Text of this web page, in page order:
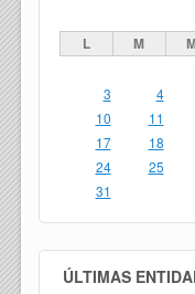
L M
3
4
10
11
17
18
24
25
31
ÚLTIMAS